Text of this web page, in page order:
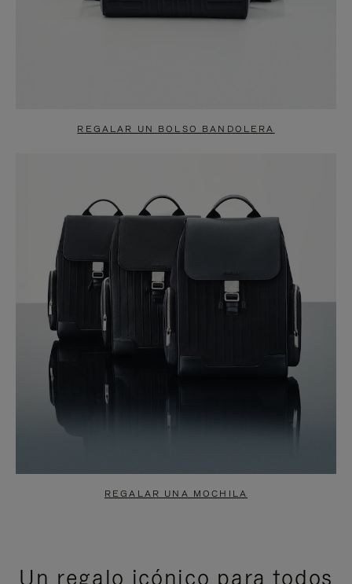
REGALAR UN BOLSO BANDOLERA
REGALAR UNA MOCHILA